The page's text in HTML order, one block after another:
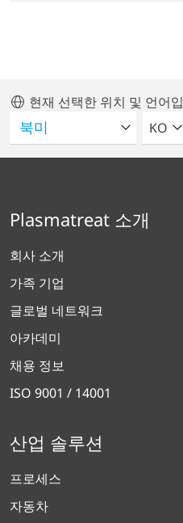
현재 선택한 위치 및 언어
언어
KO
Plasmatreat 소개
회사 소개
가족 기업
글로벌 네트워크
아카데미
채용 정보
ISO 9001 / 14001
산업 솔루션
프로세스
자동차